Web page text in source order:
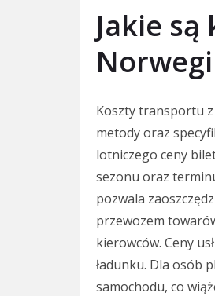
Jakie
Koszty transportu
metody oraz
lotniczego ceny
sezonu oraz
pozwala
przewozem
kierowców. Ceny
ładunku. Dla osób
samochodu, co